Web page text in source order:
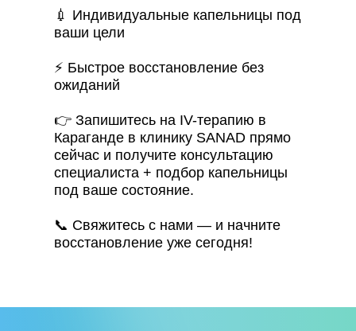
💉 Индивидуальные капельницы под
ваши цели
⚡ Быстрое восстановление без
ожиданий
👉 Запишитесь на IV-терапию в
Караганде в клинику SANAD прямо
сейчас и получите консультацию
специалиста + подбор капельницы
под ваше состояние.
📞 Свяжитесь с нами — и начните
восстановление уже сегодня!